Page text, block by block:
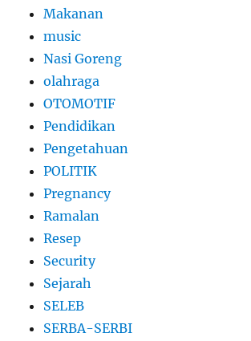
Makanan
music
Nasi Goreng
olahraga
OTOMOTIF
Pendidikan
Pengetahuan
POLITIK
Pregnancy
Ramalan
Resep
Security
Sejarah
SELEB
SERBA-SERBI